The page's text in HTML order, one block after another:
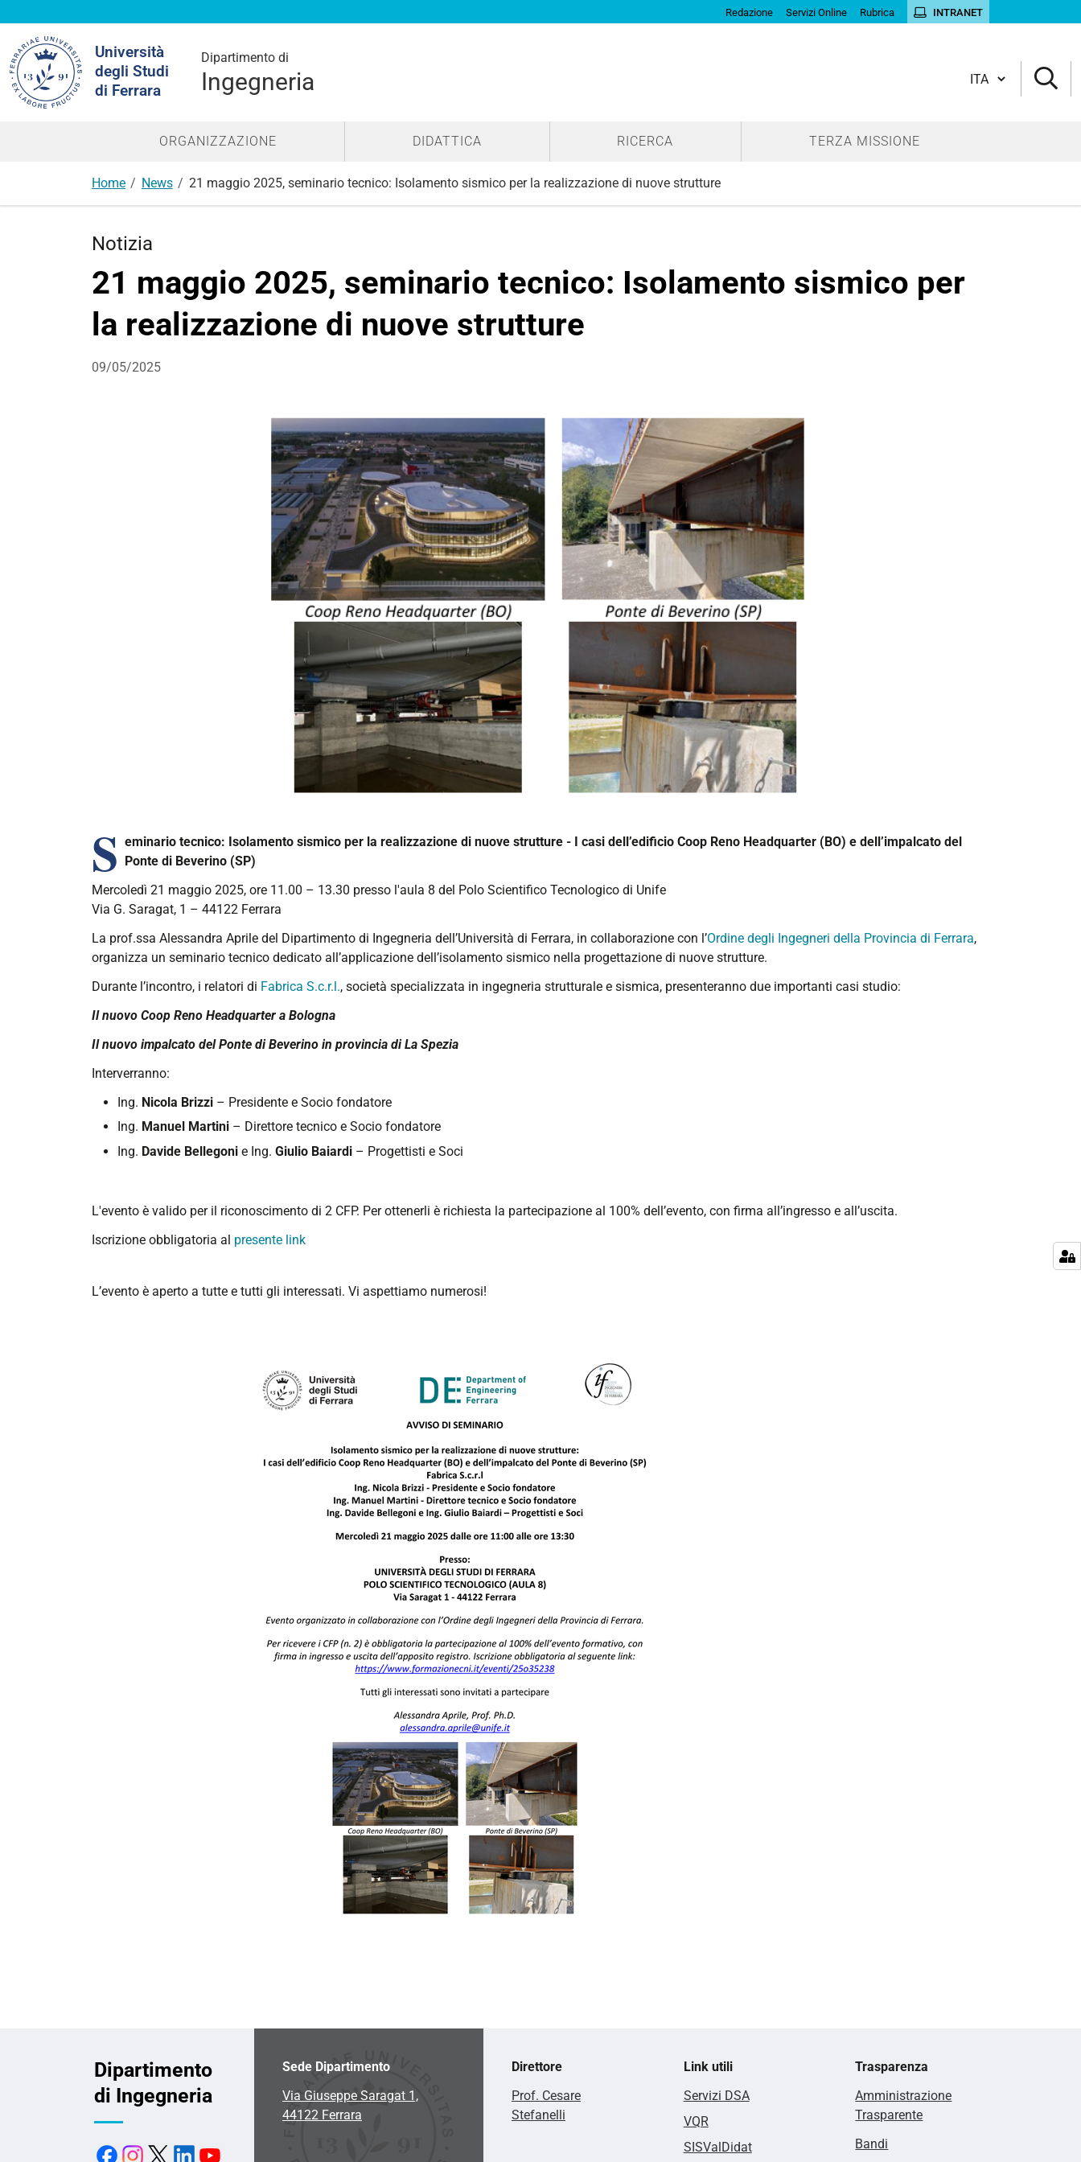
Redazione Servizi Online Rubrica INTRANET
Università
degli Studi
di Ferrara
Dipartimento di
Ingegneria
nel
sito
Cambia lingua
ORGANIZZAZIONE DIDATTICA RICERCA TERZA MISSIONE
Home News 21 maggio 2025, seminario tecnico: Isolamento sismico per la realizzazione di nuove strutture
Notizia
21 maggio 2025, seminario tecnico: Isolamento sismico per
la realizzazione di nuove strutture
09/05/2025
S eminario tecnico: Isolamento sismico per la realizzazione di nuove strutture - I casi dell’edificio Coop Reno Headquarter (BO) e dell’impalcato del
Ponte di Beverino (SP)
Mercoledì 21 maggio 2025, ore 11.00 – 13.30 presso l'aula 8 del Polo Scientifico Tecnologico di Unife
Via G. Saragat, 1 – 44122 Ferrara
La prof.ssa Alessandra Aprile del Dipartimento di Ingegneria dell’Università di Ferrara, in collaborazione con l’Ordine degli Ingegneri della Provincia di Ferrara,
organizza un seminario tecnico dedicato all’applicazione dell’isolamento sismico nella progettazione di nuove strutture.
Durante l’incontro, i relatori di Fabrica S.c.r.l., società specializzata in ingegneria strutturale e sismica, presenteranno due importanti casi studio:
Il nuovo Coop Reno Headquarter a Bologna
Il nuovo impalcato del Ponte di Beverino in provincia di La Spezia
Interverranno:
Ing. Nicola Brizzi – Presidente e Socio fondatore
Ing. Manuel Martini – Direttore tecnico e Socio fondatore
Ing. Davide Bellegoni e Ing. Giulio Baiardi – Progettisti e Soci
L'evento è valido per il riconoscimento di 2 CFP. Per ottenerli è richiesta la partecipazione al 100% dell’evento, con firma all’ingresso e all’uscita.
Iscrizione obbligatoria al presente link
L’evento è aperto a tutte e tutti gli interessati. Vi aspettiamo numerosi!
Dipartimento
di Ingegneria
Sede Dipartimento
Via Giuseppe Saragat 1,
44122 Ferrara
Direttore
Prof. Cesare
Stefanelli
Link utili
Servizi DSA
VQR
SISValDidat
Trasparenza
Amministrazione
Trasparente
Bandi